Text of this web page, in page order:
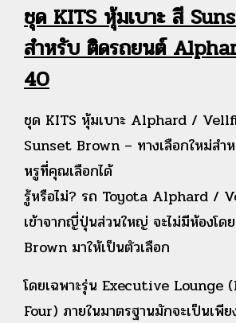
ชุด KITS หุ้มเบาะ สี
สำหรับ ติดรถยนต์
40
ชุด KITS หุ้มเบาะ Alphard /
Sunset Brown – ทางเลือกใหม่สำ
หรูที่คุณเลือกได้
รู้หรือไม่? รถ Toyota Alphard /
เข้าจากญี่ปุ่นส่วนใหญ่ จะไม่มีห้องโด
Brown มาให้เป็นตัวเลือก
โดยเฉพาะรุ่น Executive Lounge
Four) ภายในมาตรฐานมักจะเป็นเพี